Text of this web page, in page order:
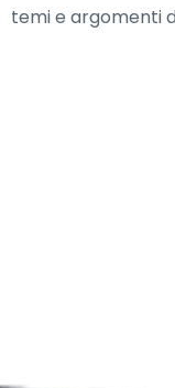
temi e argomenti